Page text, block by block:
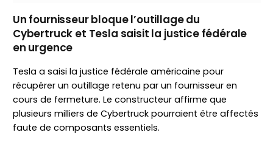
Un fournisseur bloque l’outillage du
Cybertruck et Tesla saisit la justice fédérale
en urgence
Tesla a saisi la justice fédérale américaine pour
récupérer un outillage retenu par un fournisseur en
cours de fermeture. Le constructeur affirme que
plusieurs milliers de Cybertruck pourraient être affectés
faute de composants essentiels.